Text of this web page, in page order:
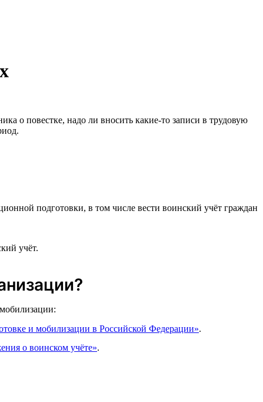
о повестке, надо ли вносить какие-то записи в трудовую
подготовки, в том числе вести воинский учёт граждан
учёт.
и мобилизации в Российской Федерации».
о воинском учёте».